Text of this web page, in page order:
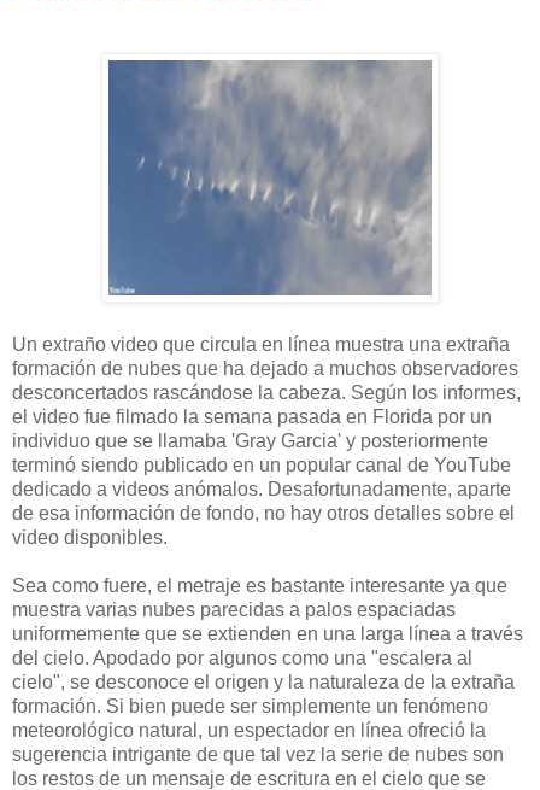
Un extraño video que circula en línea muestra una extraña
formación de nubes que ha dejado a muchos observadores
desconcertados rascándose la cabeza. Según los informes,
el video fue filmado la semana pasada en Florida por un
individuo que se llamaba 'Gray Garcia' y posteriormente
terminó siendo publicado en un popular canal de YouTube
dedicado a videos anómalos. Desafortunadamente, aparte
de esa información de fondo, no hay otros detalles sobre el
video disponibles.
Sea como fuere, el metraje es bastante interesante ya que
muestra varias nubes parecidas a palos espaciadas
uniformemente que se extienden en una larga línea a través
del cielo. Apodado por algunos como una "escalera al
cielo", se desconoce el origen y la naturaleza de la extraña
formación. Si bien puede ser simplemente un fenómeno
meteorológico natural, un espectador en línea ofreció la
sugerencia intrigante de que tal vez la serie de nubes son
los restos de un mensaje de escritura en el cielo que se